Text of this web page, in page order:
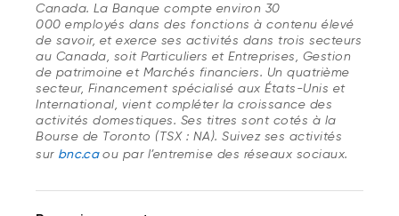
Canada. La Banque compte environ 30
000 employés dans des fonctions à contenu élevé
de savoir, et exerce ses activités dans trois secteurs
au Canada, soit Particuliers et Entreprises, Gestion
de patrimoine et Marchés financiers. Un quatrième
secteur, Financement spécialisé aux États-Unis et
International, vient compléter la croissance des
activités domestiques. Ses titres sont cotés à la
Bourse de Toronto (TSX : NA). Suivez ses activités
sur bnc.ca ou par l’entremise des réseaux sociaux.